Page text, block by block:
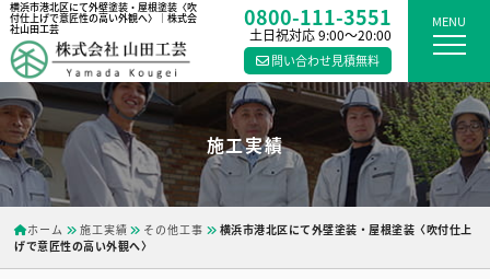
横浜市港北区にて外壁塗装・屋根塗装〈吹
付仕上げで意匠性の高い外観へ〉｜株式会
社山田工芸 0800-111-3551
土日祝対応 9:00〜20:00
問い合わせ見積無料
MENU
施工実績
ホーム 施工実績 その他工事
横浜市港北区にて外壁塗装・屋根塗装〈吹付仕上
げで意匠性の高い外観へ〉